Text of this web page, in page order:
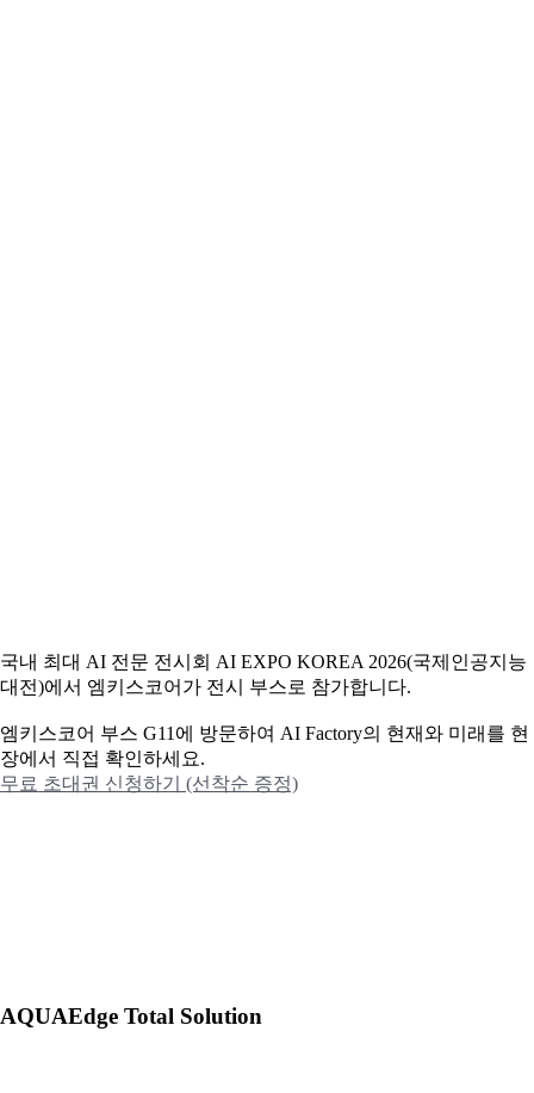
국내 최대 AI 전문 전시회 AI EXPO KOREA 2026(국제인공지능
대전)에서 엠키스코어가 전시 부스로 참가합니다.
엠키스코어 부스 G11에 방문하여 AI Factory의 현재와 미래를 현
장에서 직접 확인하세요.
무료 초대권 신청하기 (선착순 증정)
AQUAEdge Total Solution